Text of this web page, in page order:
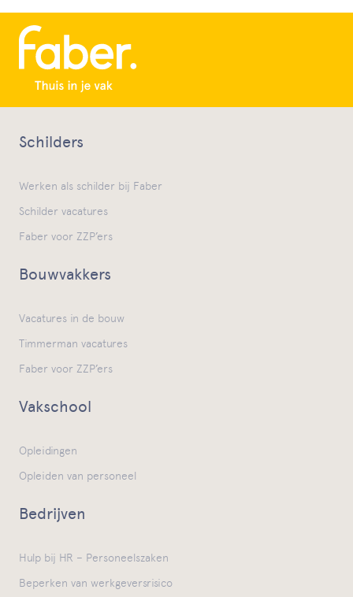
Schilders
Werken als schilder bij Faber
Schilder vacatures
Faber voor ZZP’ers
Bouwvakkers
Vacatures in de bouw
Timmerman vacatures
Faber voor ZZP’ers
Vakschool
Opleidingen
Opleiden van personeel
Bedrijven
Hulp bij HR – Personeelszaken
Beperken van werkgeversrisico